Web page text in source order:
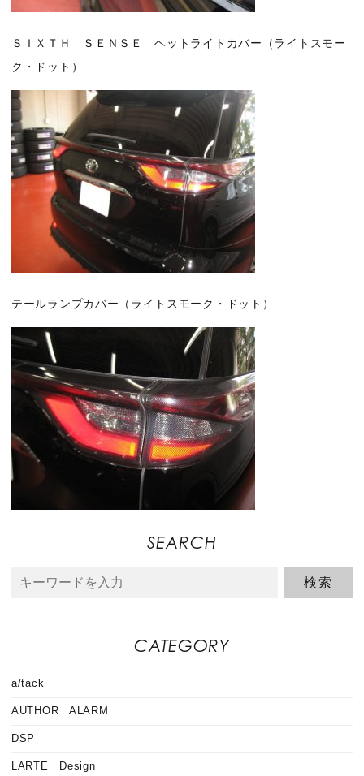
ＳＩＸＴＨ ＳＥＮＳＥ ヘットライトカバー（ライトスモー
ク・ドット）
テールランプカバー（ライトスモーク・ドット）
SEARCH
CATEGORY
a/tack
AUTHOR ALARM
DSP
LARTE Design